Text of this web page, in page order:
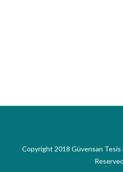
Copyright 2018 Güvensan Tesis